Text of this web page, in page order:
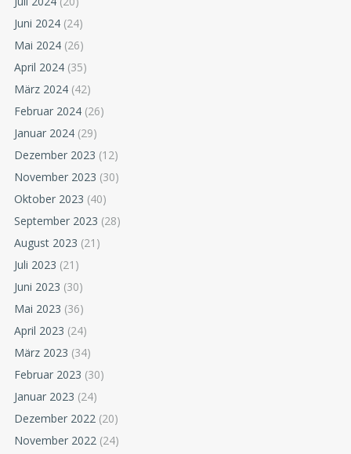
Juni 2024 (24)
Mai 2024 (26)
April 2024 (35)
März 2024 (42)
Februar 2024 (26)
Januar 2024 (29)
Dezember 2023 (12)
November 2023 (30)
Oktober 2023 (40)
September 2023 (28)
August 2023 (21)
Juli 2023 (21)
Juni 2023 (30)
Mai 2023 (36)
April 2023 (24)
März 2023 (34)
Februar 2023 (30)
Januar 2023 (24)
Dezember 2022 (20)
November 2022 (24)